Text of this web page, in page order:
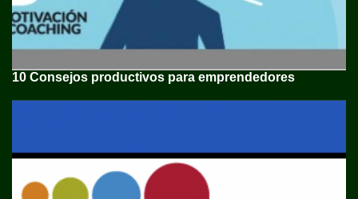
10 Consejos productivos para emprendedores